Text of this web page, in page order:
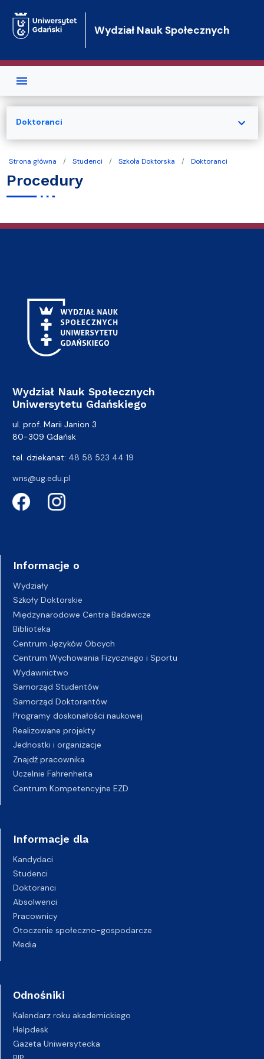
Wydział Nauk Społecznych
Strona główna Studenci Szkoła Doktorska Doktoranci
Procedury
Doktoranci expand_more
Wydział Nauk Społecznych
Uniwersytetu Gdańskiego
ul. prof. Marii Janion 3
80-309 Gdańsk
tel. dziekanat: 48 58 523 44 19
wns@ug.edu.pl
Informacje o
Wydziały
Szkoły Doktorskie
Międzynarodowe Centra Badawcze
Biblioteka
Centrum Języków Obcych
Centrum Wychowania Fizycznego i Sportu
Wydawnictwo
Samorząd Studentów
Samorząd Doktorantów
Programy doskonałości naukowej
Realizowane projekty
Jednostki i organizacje
Znajdź pracownika
Uczelnie Fahrenheita
Centrum Kompetencyjne EZD
Informacje dla
Kandydaci
Studenci
Doktoranci
Absolwenci
Pracownicy
Otoczenie społeczno-gospodarcze
Media
Odnośniki
Kalendarz roku akademickiego
Helpdesk
Gazeta Uniwersytecka